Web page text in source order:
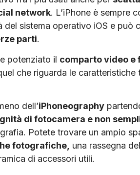
network. L’iPhone è sempre
sistema operativo iOS e può
parti.
potenziato il comparto video e
che riguarda le
dell’iPhoneography
di fotocamera e non
Potete trovare un ampio
fotografiche, una rassegna
di accessori utili.